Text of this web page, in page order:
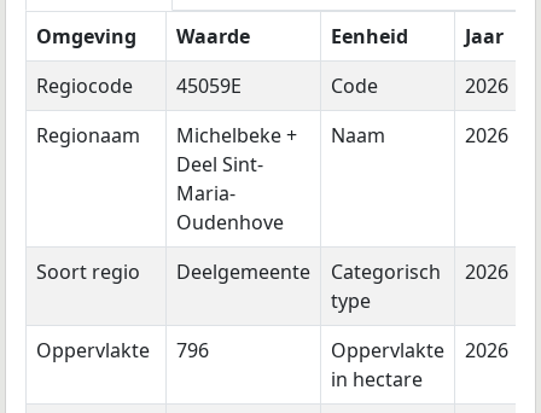
Omgeving Waarde Eenheid
Jaar
Regiocode
45059E Code
2026
Regionaam
Michelbeke +
Deel Sint-
Maria-
Oudenhove
Naam 2026
Soort regio Deelgemeente
Categorisch
type
2026
Oppervlakte 796
Oppervlakte
in hectare
2026